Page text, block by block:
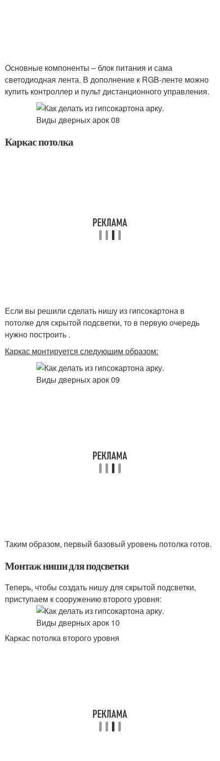
Основные компоненты – блок питания и сама
светодиодная лента. В дополнение к RGB-ленте можно
купить контроллер и пульт дистанционного управления.
Каркас потолка
Если вы решили сделать нишу из гипсокартона в
потолке для скрытой подсветки, то в первую очередь
нужно построить .
Каркас монтируется следующим образом:
Таким образом, первый базовый уровень потолка готов.
Монтаж ниши для подсветки
Теперь, чтобы создать нишу для скрытой подсветки,
приступаем к сооружению второго уровня:
Каркас потолка второго уровня